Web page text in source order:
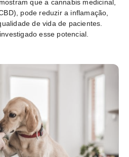
que a cannabis medicinal,
pode reduzir a inflamação,
de vida de pacientes.
esse potencial.